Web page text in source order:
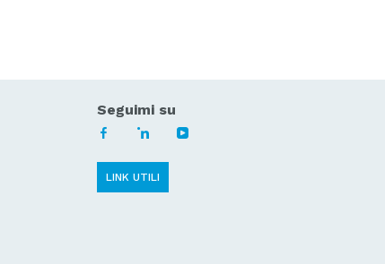
Seguimi su
LINK UTILI